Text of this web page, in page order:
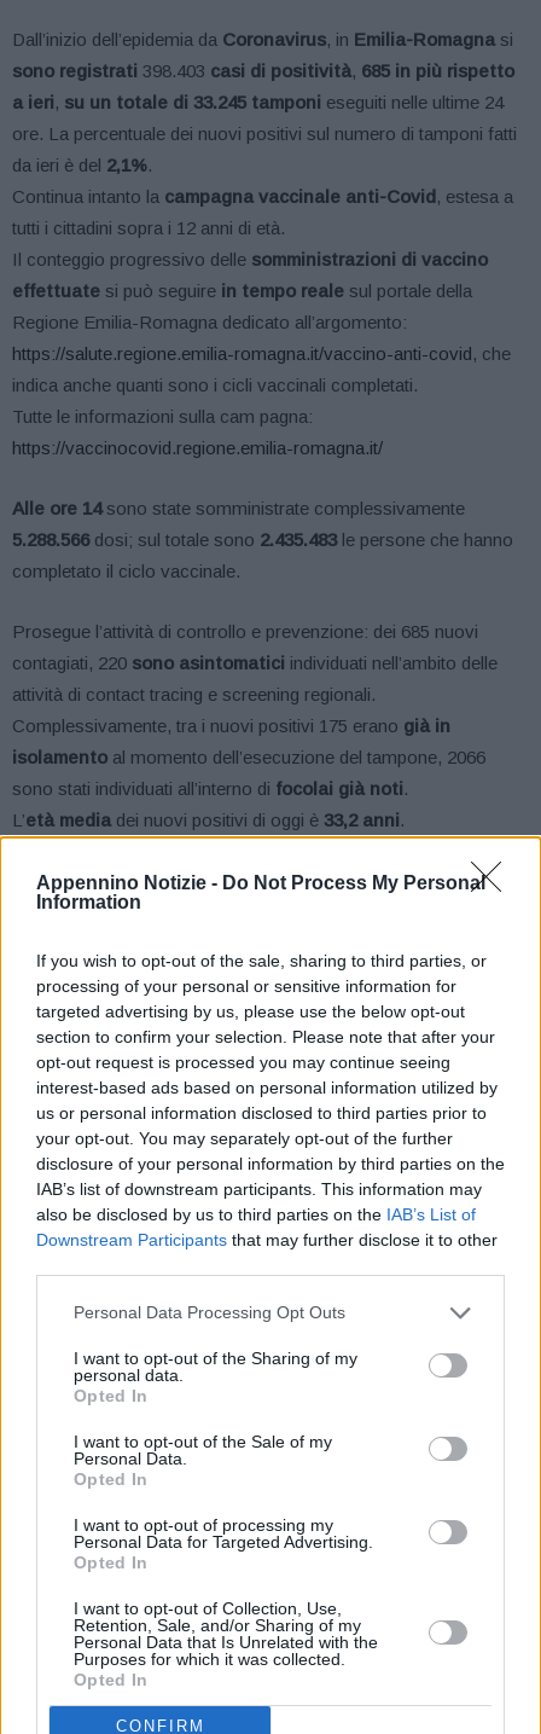
Appennino Notizie - Do Not Process My Personal
Information
If you wish to opt-out of the sale, sharing to third parties, or
processing of your personal or sensitive information for
targeted advertising by us, please use the below opt-out
section to confirm your selection. Please note that after your
opt-out request is processed you may continue seeing
interest-based ads based on personal information utilized by
us or personal information disclosed to third parties prior to
your opt-out. You may separately opt-out of the further
disclosure of your personal information by third parties on the
IAB’s list of downstream participants. This information may
also be disclosed by us to third parties on the IAB’s List of
Downstream Participants that may further disclose it to other
Personal Data Processing Opt Outs
I want to opt-out of the Sharing of my
personal data.
Opted In
I want to opt-out of the Sale of my
Personal Data.
Opted In
I want to opt-out of processing my
Personal Data for Targeted Advertising.
Opted In
I want to opt-out of Collection, Use,
Retention, Sale, and/or Sharing of my
Personal Data that Is Unrelated with the
Purposes for which it was collected.
Opted In
CONFIRM
Dall’inizio dell’epidemia da Coronavirus, in Emilia-Romagna si
sono registrati 398.403 casi di positività, 685 in più rispetto
a ieri, su un totale di 33.245 tamponi eseguiti nelle ultime 24
ore. La percentuale dei nuovi positivi sul numero di tamponi fatti
da ieri è del 2,1%.
Continua intanto la campagna vaccinale anti-Covid , estesa a
tutti i cittadini sopra i 12 anni di età.
Il conteggio progressivo delle somministrazioni di vaccino
effettuate si può seguire in tempo reale sul portale della
Regione Emilia-Romagna dedicato all’argomento:
https://salute.regione.emilia-romagna.it/vaccino-anti-covid , che
indica anche quanti sono i cicli vaccinali completati.
Tutte le informazioni sulla cam pagna:
https://vaccinocovid.regione.emilia-romagna.it/
Alle ore 14sono state somministrate complessivamente
5.288.566 dosi; sul totale sono 2.435.483 le persone che hanno
completato il ciclo vaccinale.
Prosegue l’attività di controllo e prevenzione: dei 685 nuovi
contagiati, 220 sono asintomatici individuati nell’ambito delle
attività di contact tracing e screening regionali.
Complessivamente, tra i nuovi positivi 175 erano già in
isolamento al momento dell’esecuzione del tampone, 2066
sono stati individuati all’interno di focolai già noti.
L’età media dei nuovi positivi di oggi è 33,2 anni.
contact tracing, 3 attraverso gli screening sierologici, 33
tramite itest per le categorie a rischio
l’indagine epidemiologica
La situazione dei contagi nelle province vedeBolognacon 138
nuovi casi e Rimini con 112; seguonoModena (102) eReggio
Emilia (77). QuindiParma(61),Ferrara (51) ePiacenza
(34) e Ravenna (32). Infine,Forlì
(27) e il
Circondario Imolese(13).
Questi i dati – accertati alle ore 12 di oggi sulla base delle
richieste istituzionali – relativi all’andamento dell’epidemia in
Nelle ultime 24 ore sono stati effettuati 9.783
molecolari
, per un totale di
5.301.465.A questi si aggiungono anche 23.462 tamponi rapidi
131in più rispetto a ierie raggiungono quota 374.999.
casi attivi, cioè i malati effettivi, a oggi sono 10.115 (
ovvero quelle con sintomi lievi che non richiedono cure
ospedaliere o risultano prive di sintomi, sono complessivamente
+ 535), il97% del totale dei casi attivi
Purtroppo si sono registrati due decessi; un uomo di 99 anni
e una donna di 81 anni entrambi residenti in provincia di
In totale dall’inizio dell’epidemia i dec essi in regione
sono stati 13.289.